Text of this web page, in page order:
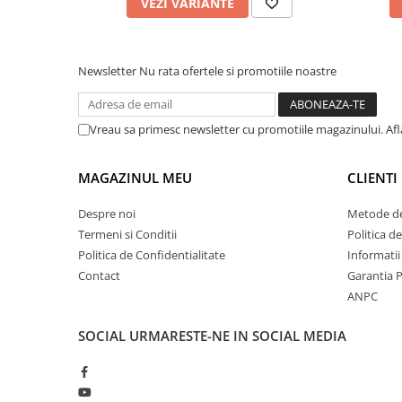
Newsletter Nu rata ofertele si promotiile noastre
Vreau sa primesc newsletter cu promotiile magazinului.
MAGAZINUL MEU
Despre noi
Termeni si Conditii
Politica de Confidentialitate
Contact
CLIENTI
Metode
Politica
Garantia
ANPC
SOCIAL URMARESTE-NE IN SOCIAL MEDIA